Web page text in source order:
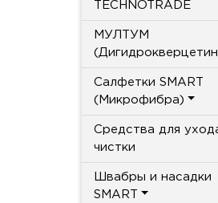
TECHNOTRADE
МУЛТУМ
Салфетки SMART
(Микрофибра)
Средства для
чистки
Швабры и насадки
SMART